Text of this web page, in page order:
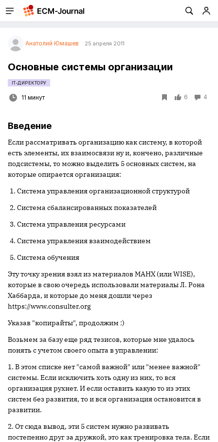
Анатолий Юмашев 25 апреля 2011
Основные системы организации
IT-ДИРЕКТОРУ
11 минут 6 4
Введение
Если рассматривать организацию как систему, в которой
есть элементы, их взаимосвязи ну и, кончено, различные
подсистемы, то можно выделить 5 основных систем, на
которые опирается организация:
Система управления организационной структурой
Система сбалансированных показателей
Система управления ресурсами
Система управления взаимодействием
Система обучения
Эту точку зрения взял из материалов МАНХ (или WISE),
которые в свою очередь использовали материалы Л. Рона
Хаббарда, и которые до меня дошли через
https://www.consulter.org
Указав "копирайты", продолжим :)
Возьмем за базу еще ряд тезисов, которые мне удалось
понять с учетом своего опыта в управлении:
1. В этом списке нет "самой важной" или "менее важной"
системы. Если исключить хоть одну из них, то вся
организация рухнет. И если оставить какую то из этих
систем без развития, то и вся организация остановится в
развитии.
2. От сюда вывод, эти 5 систем нужно развивать
постепенно друг за дружкой, это как тренировка тела. Если